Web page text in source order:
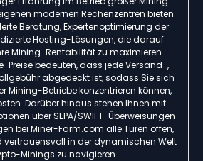
modernen Rechenzentren bieten
Beratung, Expertenoptimierung der
Hosting-Lösungen, die darauf
Mining-Rentabilität zu maximieren.
Preise bedeuten, dass jede Versand-,
abgedeckt ist, sodass Sie sich
Mining-Betriebe konzentrieren können,
Darüber hinaus stehen Ihnen mit
über SEPA/SWIFT-Überweisungen
bei Miner-Farm.com alle Türen offen,
vertrauensvoll in der dynamischen Welt
Minings zu navigieren.